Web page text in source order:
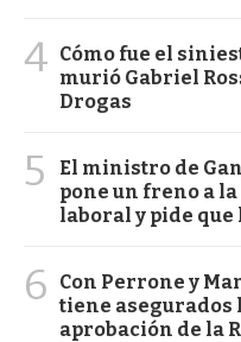
4 Cómo fue el
murió Gabriel
Drogas
5
El ministro de
pone un freno a
laboral y pide que
6
Con Perrone y
tiene asegurados
aprobación de la